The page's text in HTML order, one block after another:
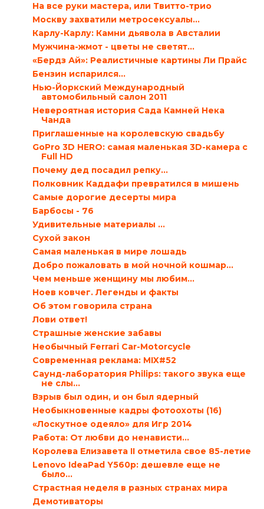
На все руки мастера, или Твитто-трио
Москву захватили метросексуалы…
Карлу-Карлу: Камни дьявола в Австалии
Мужчина-жмот - цветы не светят…
«Бердз Ай»: Реалистичные картины Ли Прайс
Бензин испарился…
Нью-Йоркский Международный
автомобильный салон 2011
Невероятная история Сада Камней Нека
Чанда
Приглашенные на королевскую свадьбу
GoPro 3D HERO: самая маленькая 3D-камера с
Full HD
Почему дед посадил репку…
Полковник Каддафи превратился в мишень
Самые дорогие десерты мира
Барбосы - 76
Удивительные материалы ...
Сухой закон
Самая маленькая в мире лошадь
Добро пожаловать в мой ночной кошмар…
Чем меньше женщину мы любим...
Ноев ковчег. Легенды и факты
Об этом говорила страна
Лови ответ!
Страшные женские забавы
Необычный Ferrari Car-Motorcycle
Современная реклама: MIX#52
Саунд-лаборатория Philips: такого звука еще
не слы...
Взрыв был один, и он был ядерный
Необыкновенные кадры фотоохоты (16)
«Лоскутное одеяло» для Игр 2014
Работа: От любви до ненависти…
Королева Елизавета II отметила свое 85-летие
Lenovo IdeaPad Y560p: дешевле еще не
было…
Страстная неделя в разных странах мира
Демотиваторы